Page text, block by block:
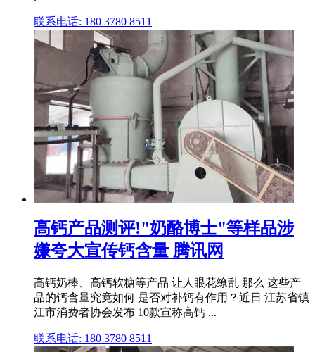
联系电话: 180 3780 8511
高钙产品测评!"奶酪博士"等样品涉
嫌夸大宣传钙含量 腾讯网
高钙奶棒、高钙软糖等产品 让人眼花缭乱 那么 这些产
品的钙含量究竟如何 是否对补钙有作用？近日 江苏省镇
江市消费者协会发布 10款宣称高钙 ...
联系电话: 180 3780 8511